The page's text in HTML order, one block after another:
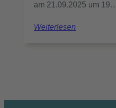
am 21.09.2025 um
Weiterlesen